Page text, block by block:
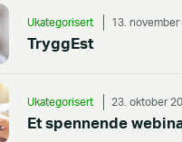
Ukategorisert 13. november
TryggEst
Ukategorisert 23. oktober
Et spennende